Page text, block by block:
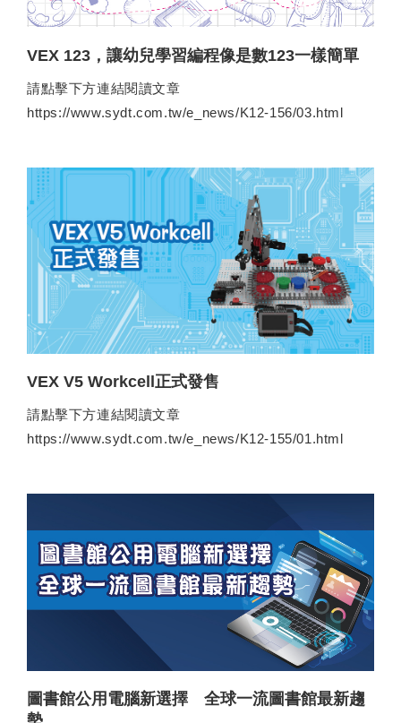
VEX 123，讓幼兒學習編程像是數123一樣簡單
請點擊下方連結閱讀文章
https://www.sydt.com.tw/e_news/K12-156/03.html
VEX V5 Workcell正式發售
請點擊下方連結閱讀文章
https://www.sydt.com.tw/e_news/K12-155/01.html
圖書館公用電腦新選擇 全球一流圖書館最新趨